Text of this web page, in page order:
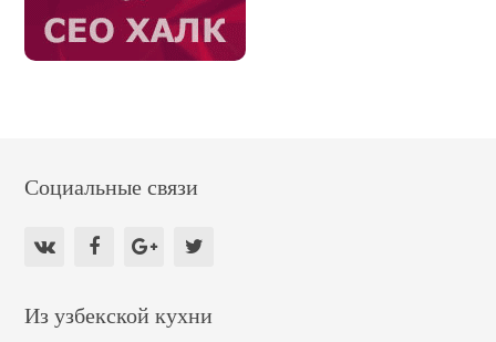
Социальные связи
Из узбекской кухни